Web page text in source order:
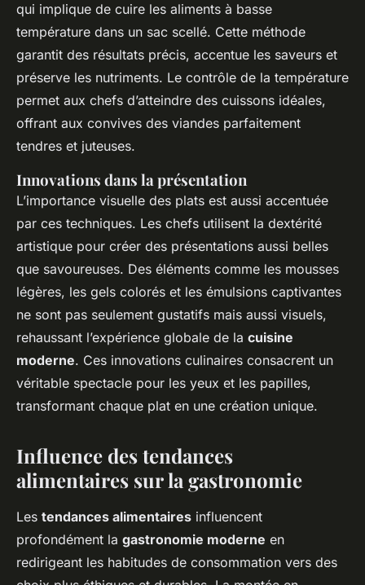
qui implique de cuire les aliments à basse
température dans un sac scellé. Cette méthode
garantit des résultats précis, accentue les saveurs et
préserve les nutriments. Le contrôle de la température
permet aux chefs d’atteindre des cuissons idéales,
offrant aux convives des viandes parfaitement
tendres et juteuses.
Innovations dans la présentation
L’importance visuelle des plats est aussi accentuée
par ces techniques. Les chefs utilisent la dextérité
artistique pour créer des présentations aussi belles
que savoureuses. Des éléments comme les mousses
légères, les gels colorés et les émulsions captivantes
ne sont pas seulement gustatifs mais aussi visuels,
rehaussant l’expérience globale de la cuisine
moderne. Ces innovations culinaires consacrent un
véritable spectacle pour les yeux et les papilles,
transformant chaque plat en une création unique.
Influence des tendances
alimentaires sur la gastronomie
Les tendances alimentaires influencent
profondément la gastronomie moderne en
redirigeant les habitudes de consommation vers des